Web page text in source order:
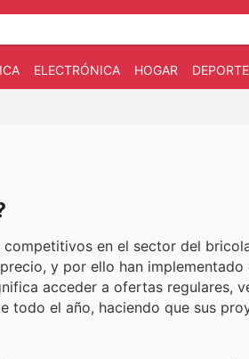
ELECTRÓNICA HOGAR DEPORTE
en el sector del
y por ello han
acceder a ofertas regulares,
todo el año, haciendo que sus